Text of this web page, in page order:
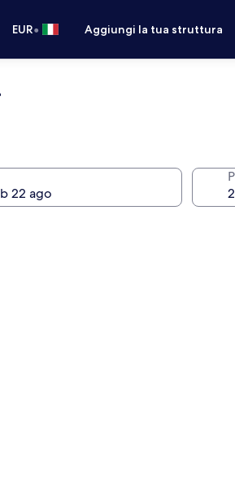
EUR• Aggiungi la tua struttura